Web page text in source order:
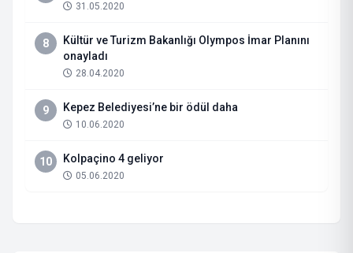
31.05.2020
8
Kültür ve Turizm Bakanlığı Olympos İmar Planını
onayladı
28.04.2020
9 Kepez Belediyesi’ne bir ödül daha
10.06.2020
10 Kolpaçino 4 geliyor
05.06.2020